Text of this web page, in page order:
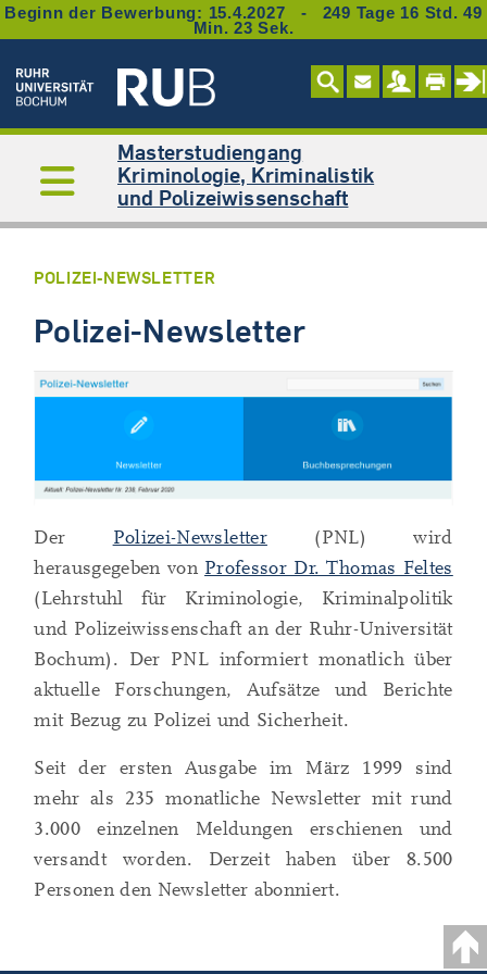
Beginn der Bewerbung: 15.4.2027 - 249 Tage 16 Std. 49
Min. 23 Sek.
Masterstudiengang
Kriminologie, Kriminalistik
und Polizeiwissenschaft
POLIZEI-NEWSLETTER
Polizei-Newsletter
Der Polizei-Newsletter(PNL) wird
herausgegeben von Professor Dr. Thomas Feltes
(Lehrstuhl für Kriminologie, Kriminalpolitik
und Polizeiwissenschaft an der Ruhr-Universität
Bochum). Der PNL informiert monatlich über
aktuelle Forschungen, Aufsätze und Berichte
mit Bezug zu Polizei und Sicherheit.
Seit der ersten Ausgabe im März 1999 sind
mehr als 235 monatliche Newsletter mit rund
3.000 einzelnen Meldungen erschienen und
versandt worden. Derzeit haben über 8.500
Personen den Newsletter abonniert.